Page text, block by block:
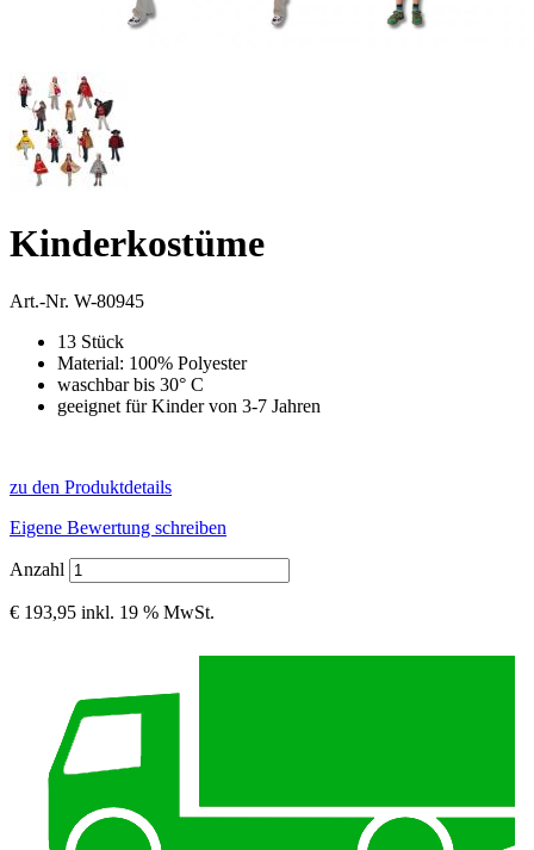
Kinderkostüme
Art.-Nr. W-80945
13 Stück
Material: 100% Polyester
waschbar bis 30° C
geeignet für Kinder von 3-7 Jahren
zu den Produktdetails
Eigene Bewertung schreiben
Anzahl
€ 193,95 inkl. 19 % MwSt.